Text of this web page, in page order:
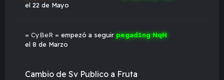
el 22 de Mayo
= CyBeR = empezó a seguirpegad1ng NqN
el 8 de Marzo
Cambio de Sv Publico a Fruta